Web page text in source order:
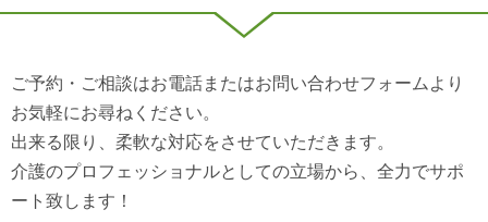
ご予約・ご相談はお電話またはお問い合わせフォームより
お気軽にお尋ねください。
出来る限り、柔軟な対応をさせていただきます。
介護のプロフェッショナルとしての立場から、全力でサポ
ート致します！